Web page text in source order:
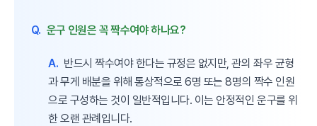
Q. 운구 인원은 꼭 짝수여야 하나요?
A. 반드시 짝수여야 한다는 규정은 없지만, 관의 좌우 균형
과 무게 배분을 위해 통상적으로 6명 또는 8명의 짝수 인원
으로 구성하는 것이 일반적입니다. 이는 안정적인 운구를 위
한 오랜 관례입니다.